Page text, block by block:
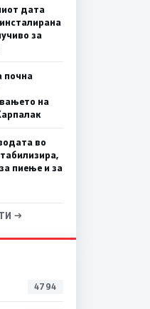
дата
за
почна
на
во
пиење и за
→
4794